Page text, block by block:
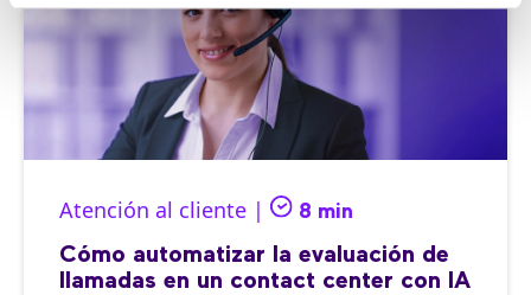
Atención al cliente | 8 min
Cómo automatizar la evaluación de
llamadas en un contact center con IA